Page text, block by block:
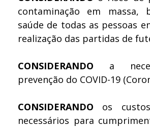
contaminação em massa,
saúde de todas as pessoas
realização das partidas de
CONSIDERANDO a
prevenção do COVID-19
CONSIDERANDO os
necessários para